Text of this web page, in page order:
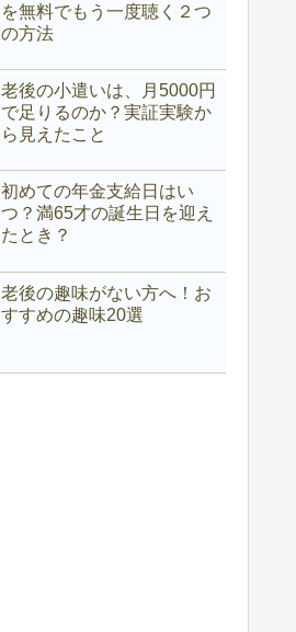
を無料でもう一度聴く２つ
の方法
老後の小遣いは、月5000円
で足りるのか？実証実験か
ら見えたこと
初めての年金支給日はい
つ？満65才の誕生日を迎え
たとき？
老後の趣味がない方へ！お
すすめの趣味20選